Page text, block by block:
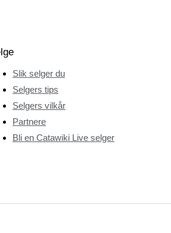
Slik selger du
Selgers tips
Selgers vilkår
Partnere
Bli en Catawiki Live selger